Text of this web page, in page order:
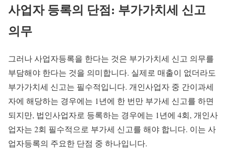
사업자 등록의 단점: 부가가치세 신고
의무
그러나 사업자등록을 한다는 것은 부가가치세 신고 의무를
부담해야 한다는 것을 의미합니다. 실제로 매출이 없더라도
부가가치세 신고는 필수적입니다. 개인사업자 중 간이과세
자에 해당하는 경우에는 1년에 한 번만 부가세 신고를 하면
되지만, 법인사업자로 등록하는 경우에는 1년에 4회, 개인사
업자는 2회 필수적으로 부가세 신고를 해야 합니다. 이는 사
업자등록의 주요한 단점 중 하나입니다.